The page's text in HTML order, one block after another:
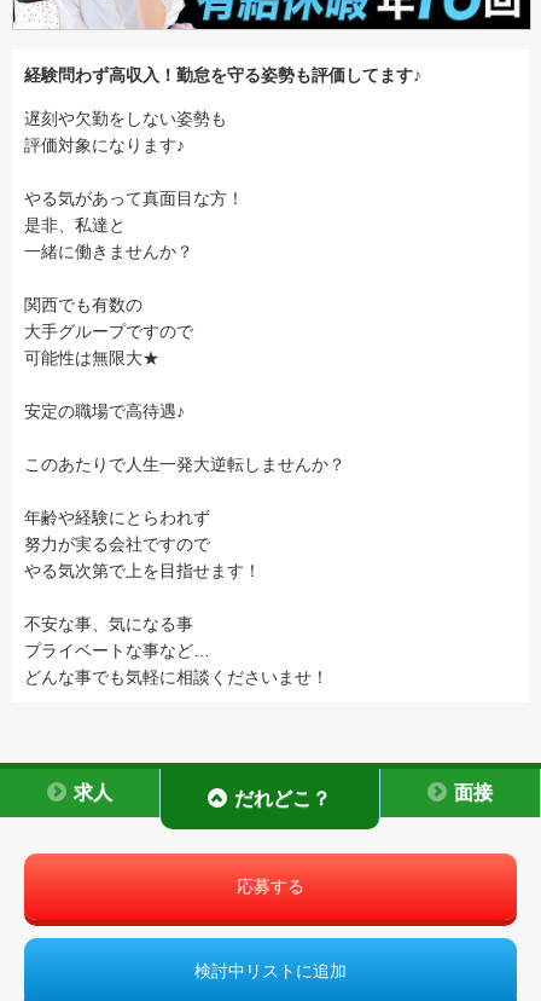
経験問わず高収入！勤怠を守る姿勢も評価してます♪
遅刻や欠勤をしない姿勢も
評価対象になります♪
やる気があって真面目な方！
是非、私達と
一緒に働きませんか？
関西でも有数の
大手グループですので
可能性は無限大★
安定の職場で高待遇♪
このあたりで人生一発大逆転しませんか？
年齢や経験にとらわれず
努力が実る会社ですので
やる気次第で上を目指せます！
不安な事、気になる事
プライベートな事など…
どんな事でも気軽に相談くださいませ！
求人 だれどこ？ 面接
応募する
検討中リストに追加